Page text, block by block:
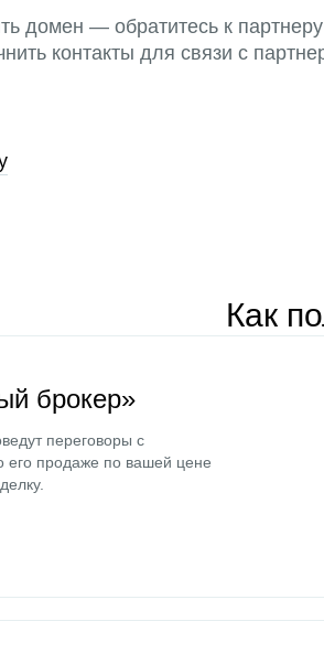
домен — обратитесь к
контакты для связи с
Как
брокер»
переговоры с
его продаже по вашей цене